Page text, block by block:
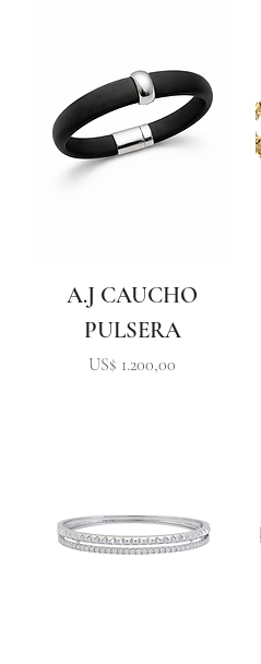
A.J CAUCHO
PULSERA
Precio
US$ 1.200,00